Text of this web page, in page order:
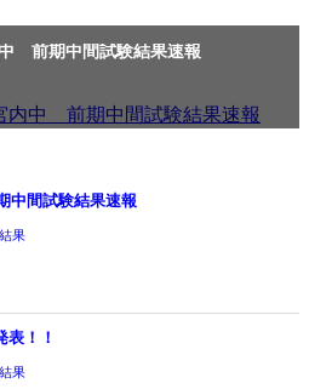
前期中間試験結果速報
間試験結果速報
果
表！！
果